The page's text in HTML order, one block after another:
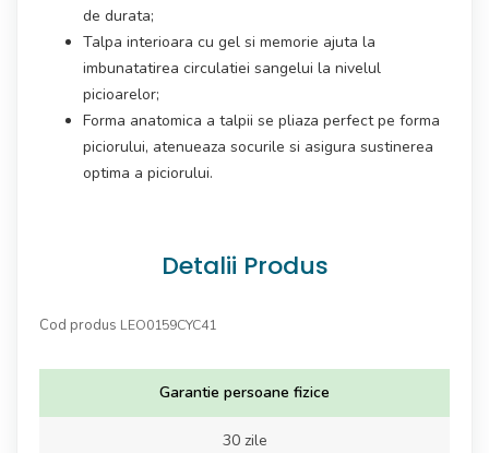
de durata;
Talpa interioara cu gel si memorie ajuta la
imbunatatirea circulatiei sangelui la nivelul
picioarelor;
Forma anatomica a talpii se pliaza perfect pe forma
piciorului, atenueaza socurile si asigura sustinerea
optima a piciorului.
Detalii Produs
Cod produs LEO0159CYC41
Garantie persoane fizice
30 zile